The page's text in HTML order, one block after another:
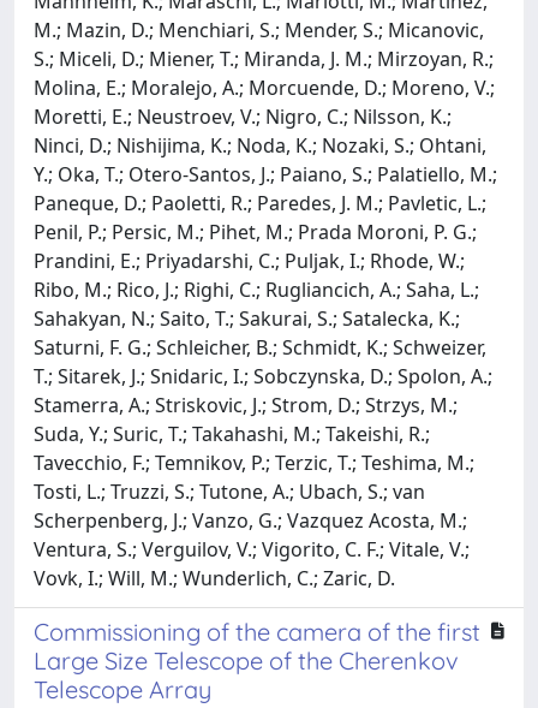
M.; Mazin, D.; Menchiari, S.; Mender, S.; Micanovic,
S.; Miceli, D.; Miener, T.; Miranda, J. M.; Mirzoyan, R.;
Molina, E.; Moralejo, A.; Morcuende, D.; Moreno, V.;
Moretti, E.; Neustroev, V.; Nigro, C.; Nilsson, K.;
Ninci, D.; Nishijima, K.; Noda, K.; Nozaki, S.; Ohtani,
Y.; Oka, T.; Otero-Santos, J.; Paiano, S.; Palatiello, M.;
Paneque, D.; Paoletti, R.; Paredes, J. M.; Pavletic, L.;
Penil, P.; Persic, M.; Pihet, M.; Prada Moroni, P. G.;
Prandini, E.; Priyadarshi, C.; Puljak, I.; Rhode, W.;
Ribo, M.; Rico, J.; Righi, C.; Rugliancich, A.; Saha, L.;
Sahakyan, N.; Saito, T.; Sakurai, S.; Satalecka, K.;
Saturni, F. G.; Schleicher, B.; Schmidt, K.; Schweizer,
T.; Sitarek, J.; Snidaric, I.; Sobczynska, D.; Spolon, A.;
Stamerra, A.; Striskovic, J.; Strom, D.; Strzys, M.;
Suda, Y.; Suric, T.; Takahashi, M.; Takeishi, R.;
Tavecchio, F.; Temnikov, P.; Terzic, T.; Teshima, M.;
Tosti, L.; Truzzi, S.; Tutone, A.; Ubach, S.; van
Scherpenberg, J.; Vanzo, G.; Vazquez Acosta, M.;
Ventura, S.; Verguilov, V.; Vigorito, C. F.; Vitale, V.;
Vovk, I.; Will, M.; Wunderlich, C.; Zaric, D.
Commissioning of the camera of the first
Large Size Telescope of the Cherenkov
Telescope Array